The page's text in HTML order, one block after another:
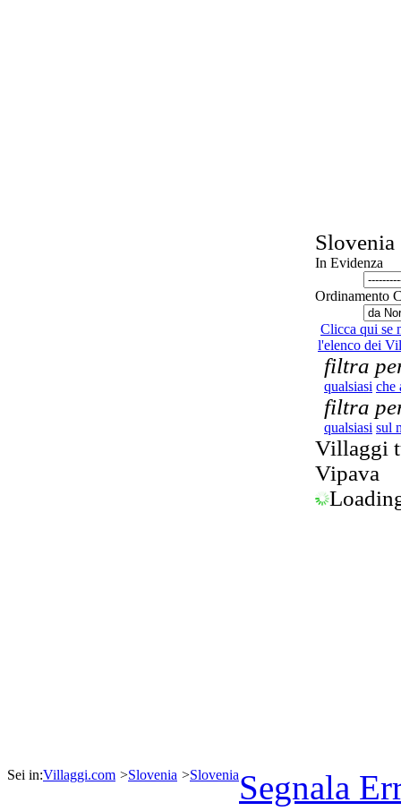
Slovenia
In Evidenza
Ordinamento
Clicca qui se
l'elenco dei
filtra
qualsiasi che
filtra
qualsiasi sul
Villaggi
Vipava
Sei in:Villaggi.com >Slovenia >SloveniaSegnala